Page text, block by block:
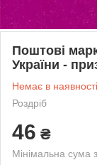
Поштові
України -
Немає в наявності
Роздріб
46 ₴
Мінімальна сума